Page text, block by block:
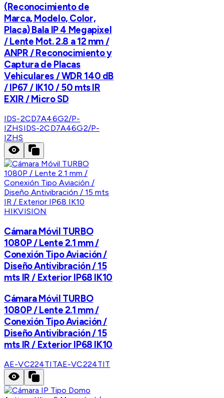
(Reconocimiento de
Marca, Modelo, Color,
Placa) Bala IP 4 Megapixel
/ Lente Mot. 2.8 a 12 mm /
ANPR / Reconocimiento y
Captura de Placas
Vehiculares / WDR 140 dB
/ IP67 / IK10 / 50 mts IR
EXIR / Micro SD
IDS-2CD7A46G2/P-
IZHSIDS-2CD7A46G2/P-
IZHS
HIKVISION
Cámara Móvil TURBO
1080P / Lente 2.1 mm /
Conexión Tipo Aviación /
Diseño Antivibración / 15
mts IR / Exterior IP68 IK10
Cámara Móvil TURBO
1080P / Lente 2.1 mm /
Conexión Tipo Aviación /
Diseño Antivibración / 15
mts IR / Exterior IP68 IK10
AE-VC224TITAE-VC224TIT